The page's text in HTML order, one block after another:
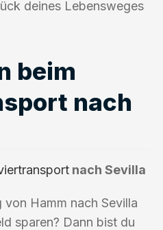
deines Lebensweges
beim
nach
nach Sevilla
Hamm nach Sevilla
sparen? Dann bist du